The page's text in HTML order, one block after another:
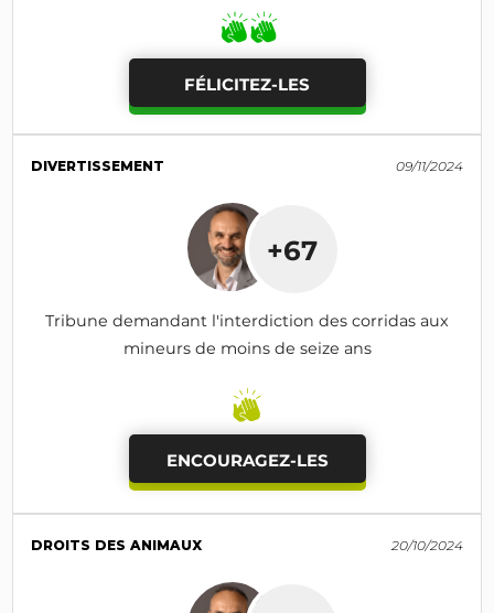
FÉLICITEZ-LES
DIVERTISSEMENT 09/11/2024
+67
Tribune demandant l'interdiction des corridas aux
mineurs de moins de seize ans
ENCOURAGEZ-LES
DROITS DES ANIMAUX 20/10/2024